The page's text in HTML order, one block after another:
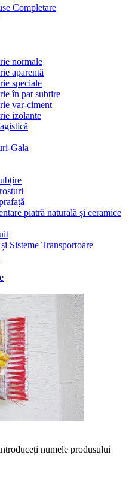
Completare
normale
aparentă
speciale
în pat subțire
var-ciment
izolante
Gala
piatră naturală și ceramice
Sisteme Transportoare
numele produsului